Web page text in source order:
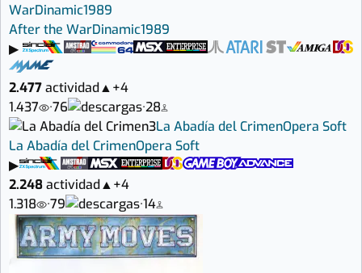
WarDinamic1989
After the WarDinamic1989
▶
2.477actividad▲+4
1.437
·76 ·28
3La Abadía del CrimenOpera Soft
La Abadía del CrimenOpera Soft
▶
2.248actividad▲+4
1.318
·79 ·14